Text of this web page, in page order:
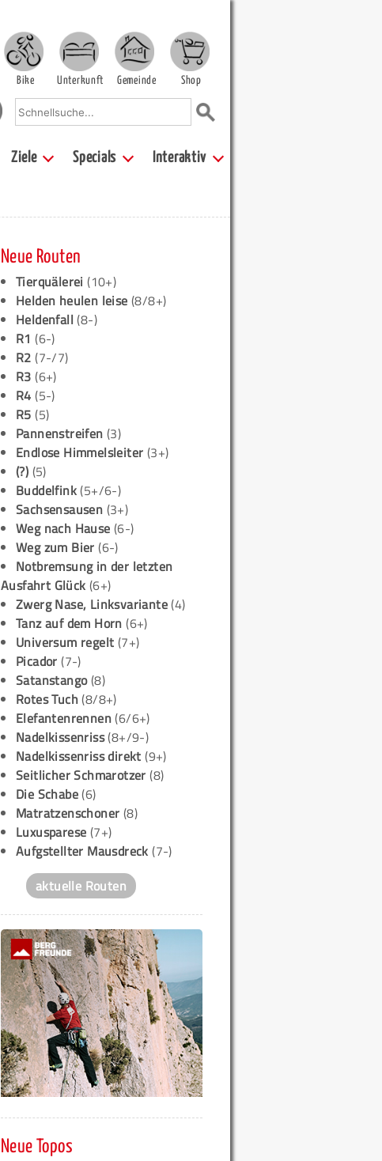
Bike Unterkunft Gemeinde Shop
Ziele Specials Interaktiv
Neue Routen
Tierquälerei (10+)
Helden heulen leise(8/8+)
Heldenfall(8-)
R1 (6-)
R2 (7-/7)
R3 (6+)
R4 (5-)
R5 (5)
Pannenstreifen (3)
Endlose Himmelsleiter (3+)
(?) (5)
Buddelfink(5+/6-)
Sachsensausen (3+)
Weg nach Hause (6-)
Weg zum Bier (6-)
Notbremsung in der letzten
Ausfahrt Glück (6+)
Zwerg Nase, Linksvariante(4)
Tanz auf dem Horn (6+)
Universum regelt (7+)
Picador (7-)
Satanstango(8)
Rotes Tuch(8/8+)
Elefantenrennen(6/6+)
Nadelkissenriss(8+/9-)
Nadelkissenriss direkt (9+)
Seitlicher Schmarotzer (8)
Die Schabe(6)
Matratzenschoner (8)
Luxusparese (7+)
Aufgstellter Mausdreck (7-)
aktuelle Routen
Neue Topos